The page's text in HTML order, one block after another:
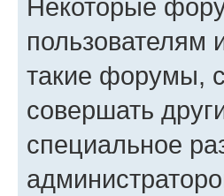
Некоторые
пользователям
такие форумы,
совершать
специальное